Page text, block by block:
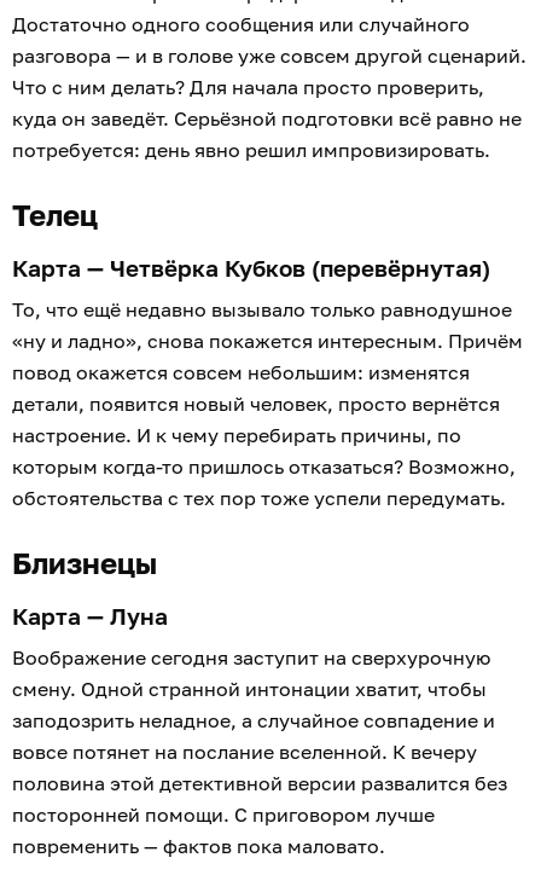
Достаточно одного сообщения или случайного
разговора — и в голове уже совсем другой сценарий.
Что с ним делать? Для начала просто проверить,
куда он заведёт. Серьёзной подготовки всё равно не
потребуется: день явно решил импровизировать.
Телец
Карта — Четвёрка Кубков (перевёрнутая)
То, что ещё недавно вызывало только равнодушное
«ну и ладно», снова покажется интересным. Причём
повод окажется совсем небольшим: изменятся
детали, появится новый человек, просто вернётся
настроение. И к чему перебирать причины, по
которым когда-то пришлось отказаться? Возможно,
обстоятельства с тех пор тоже успели передумать.
Близнецы
Карта — Луна
Воображение сегодня заступит на сверхурочную
смену. Одной странной интонации хватит, чтобы
заподозрить неладное, а случайное совпадение и
вовсе потянет на послание вселенной. К вечеру
половина этой детективной версии развалится без
посторонней помощи. С приговором лучше
повременить — фактов пока маловато.